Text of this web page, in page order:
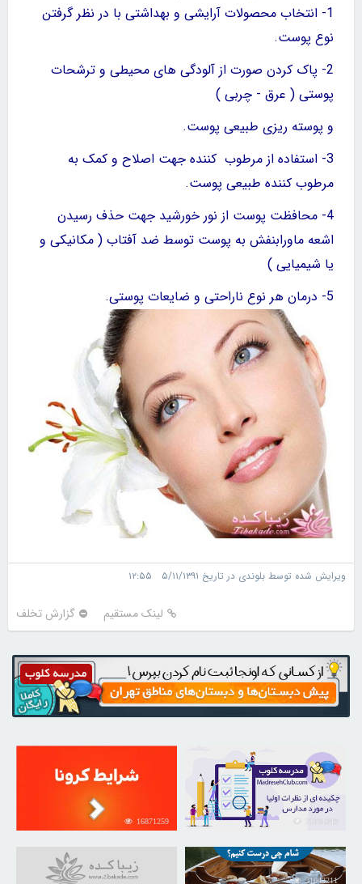
1- انتخاب
محصولات آرایشی و بهداشتی با در نظر گرفتن
نوع پوست.
2- پاک کردن صورت
از آلودگی های محیطی و ترشحات
پوستی ( عرق - چربی )
و پوسته ریزی طبیعی پوست.
3- استفاده از مرطوب کننده جهت اصلاح و کمک به
مرطوب کننده طبیعی پوست.
4- محافظت پوست
از نور خورشید جهت حذف رسیدن
اشعه ماورابنفش به پوست توسط ضد آفتاب ( مکانیکی و
یا شیمیایی )
5- درمان هر نوع ناراحتی و ضایعات پوستی.
ویرایش شده توسط بلوندی در تاریخ ۵/۱۱/۱۳۹۱ ۱۲:۵۵
لینک مستقیم گزارش تخلف
16871259
31043211